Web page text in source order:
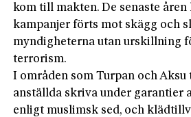
kom till makten. De senaste åren
kampanjer förts mot skägg och
myndigheterna utan urskillning
terrorism.
I områden som Turpan och
anställda skriva under garantier
enligt muslimsk sed, och